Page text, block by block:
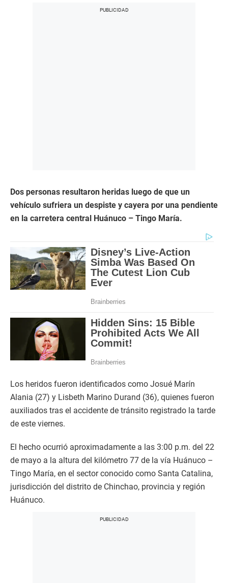
Dos personas resultaron heridas luego de que un
vehículo sufriera un despiste y cayera por una pendiente
en la carretera central Huánuco – Tingo María.
Los heridos fueron identificados como Josué Marín
Alania (27) y Lisbeth Marino Durand (36), quienes fueron
auxiliados tras el accidente de tránsito registrado la tarde
de este viernes.
El hecho ocurrió aproximadamente a las 3:00 p.m. del 22
de mayo a la altura del kilómetro 77 de la vía Huánuco –
Tingo María, en el sector conocido como Santa Catalina,
jurisdicción del distrito de Chinchao, provincia y región
Huánuco.